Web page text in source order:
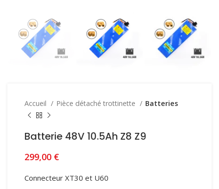
Accueil Pièce détaché trottinette Batteries
Batterie 48V 10.5Ah Z8 Z9
299,00 €
Connecteur XT30 et U60